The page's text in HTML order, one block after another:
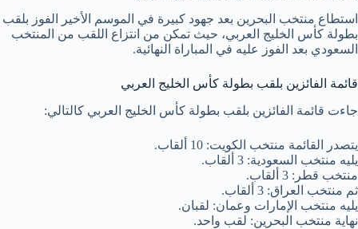
استطاع منتخب البحرين بعد جهود كبيرة في الموسم الأخير الفوز بلقب
بطولة كأس الخليج العربي، حيث تمكن من انتزاع اللقب من المنتخب
السعودي بعد الفوز عليه في المباراة النهائية.
قائمة الفائزين بلقب بطولة كأس الخليج العربي
جاءت قائمة الفائزين بلقب بطولة كأس الخليج العربي كالتالي:
يتصدر القائمة منتخب الكويت: 10 ألقاب.
يليه منتخب السعودية: 3 ألقاب.
منتخب قطر: 3 ألقاب.
ثم منتخب العراق: 3 ألقاب.
يليه منتخب الإمارات وعمان: لقبان.
نهاية منتخب البحرين: لقب واحد.